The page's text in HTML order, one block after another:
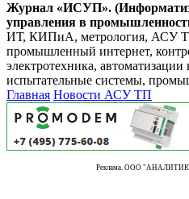
Журнал «ИСУП».
управления в
ИТ, КИПиА, метрология, АСУ
промышленный интернет,
электротехника,
испытательные системы,
Главная Новости АСУ ТП
Реклама. ООО